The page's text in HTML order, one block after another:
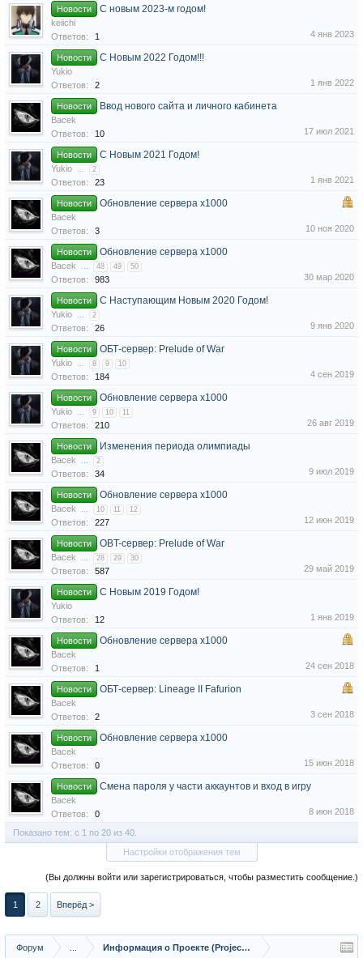
Новости С новым 2023-м годом!
keiichi
Ответов:
1 4 янв 2023
Новости С Новым 2022 Годом!!!
Yukio
Ответов:
2 1 янв 2022
Новости Ввод нового сайта и личного кабинета
Bacek
Ответов:
10 17 июл 2021
Новости С Новым 2021 Годом!
Yukio ... 2
Ответов: 23 1 янв 2021
Новости Обновление сервера x1000
Bacek
Ответов:
3 10 ноя 2020
Новости Обновление сервера x1000
Bacek ... 48 49 50
Ответов: 983 30 мар 2020
Новости С Наступающим Новым 2020 Годом!
Yukio ... 2
Ответов: 26 9 янв 2020
Новости ОБТ-сервер: Prelude of War
Yukio ... 8 9 10
Ответов: 184 4 сен 2019
Новости Обновление сервера x1000
Yukio ... 9 10 11
Ответов: 210 26 авг 2019
Новости Изменения периода олимпиады
Bacek ... 2
Ответов: 34 9 июл 2019
Новости Обновление сервера x1000
Bacek ... 10 11 12
Ответов: 227 12 июн 2019
Новости OBT-сервер: Prelude of War
Bacek ... 28 29 30
Ответов: 587 29 май 2019
Новости C Новым 2019 Годом!
Yukio
Ответов:
12 1 янв 2019
Новости Обновление сервера x1000
Bacek
Ответов:
1 24 сен 2018
Новости ОБТ-сервер: Lineage II Fafurion
Bacek
Ответов:
2 3 сен 2018
Новости Обновление сервера x1000
Bacek
Ответов:
0 15 июн 2018
Новости Смена пароля у части аккаунтов и вход в игру
Bacek
Ответов:
0 8 июн 2018
Показано тем: с 1 по 20 из 40.
Настройки отображения тем
(Вы должны войти или зарегистрироваться, чтобы разместить сообщение.)
1 2 Вперёд >
Форум Информация о Проекте (Project Info)